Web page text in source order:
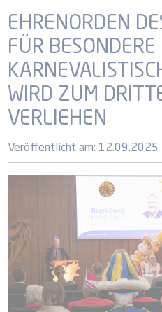
EHRENORDEN
FÜR BESONDERE
WIRD ZUM
VERLIEHEN
Veröffentlicht am: 12.09.2025